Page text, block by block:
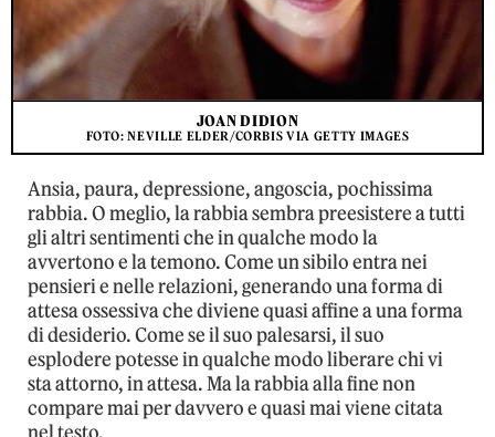
JOAN DIDION
FOTO: NEVILLE ELDER/CORBIS VIA GETTY IMAGES
Ansia, paura, depressione, angoscia, pochissima
rabbia. O meglio, la rabbia sembra preesistere a tutti
gli altri sentimenti che in qualche modo la
avvertono e la temono. Come un sibilo entra nei
pensieri e nelle relazioni, generando una forma di
attesa ossessiva che diviene quasi affine a una forma
di desiderio. Come se il suo palesarsi, il suo
esplodere potesse in qualche modo liberare chi vi
sta attorno, in attesa. Ma la rabbia alla fine non
compare mai per davvero e quasi mai viene citata